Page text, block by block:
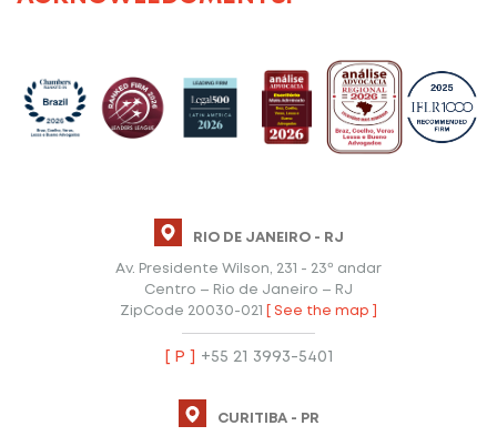
RIO DE JANEIRO - RJ
Centro – Rio de Janeiro – RJ